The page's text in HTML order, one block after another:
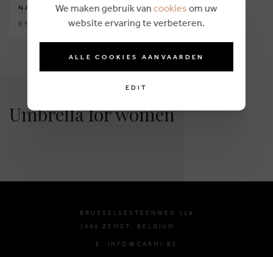
NATHAN-BAUME
€ 55,00
Umbrella for women
BRUSSELSESTEENWEG 129
1980 ZEMST, BELGIUM
E. INFO@CARMI.BE
We maken gebruik van cookies om uw
website ervaring te verbeteren.
ALLE COOKIES AANVAARDEN
EDIT